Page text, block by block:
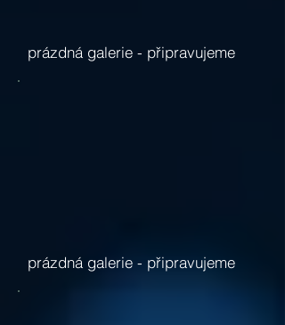
prázdná galerie - připravujeme
prázdná galerie - připravujeme